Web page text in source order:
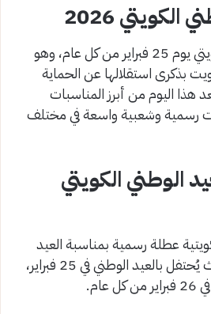
2026
يُصادف العيد الوطني الكويتي يوم 25 فبراير من كل عام، وهو
بذكرى استقلالها عن الحماية
عام 1961، ويُعد هذا اليوم من أبرز المناسبات
رسمية وشعبية واسعة في مختلف
الوطني الكويتي
عطلة رسمية بمناسبة العيد
الوطني وعيد التحرير، حيث يُحتفل بالعيد الوطني في 25 فبراير،